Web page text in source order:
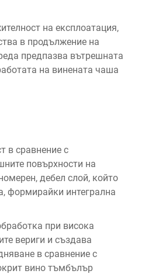
на експлоатация,
в продължение на
предпазва вътрешната
на винената чаша
в сравнение с
повърхности на
дебел слой, който
формирайки интегрална
при висока
вериги и създава
в сравнение с
вино тъмбълър